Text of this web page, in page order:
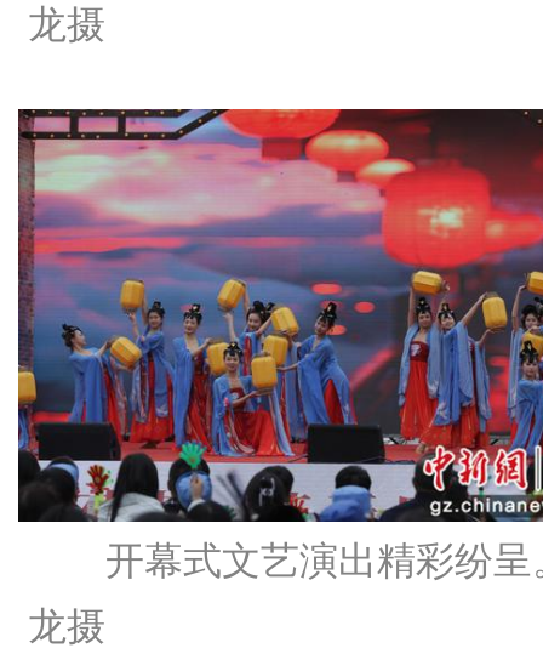
龙摄
开幕式文艺演出精彩纷呈
龙摄